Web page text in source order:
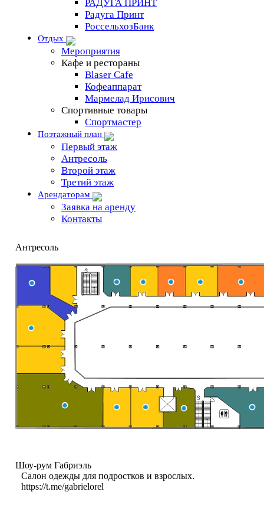
РАДУГА ПРИНТ
Радуга Принт
РоссельхозБанк
Отдых
Мероприятия
Кафе и рестораны
Blaser Cafe
Кофеаппарат
Мармелад Ирисович
Спортивные товары
Спортмастер
Поэтажный план
Первый этаж
Антресоль
Второй этаж
Третий этаж
Арендаторам
Заявка на аренду
Контакты
Антресоль
Шоу-рум Габриэль
Салон одежды для подростков и взрослых.
https://t.me/gabrielorel